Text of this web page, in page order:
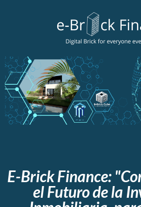
E-Brick Finance:
el Futuro de la